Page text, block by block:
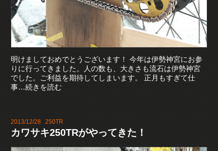
明けましておめでとうございます！ 今年は伊勢神宮にお参
りに行ってきました。人の数も、大きさも流石は伊勢神宮
でした。ご利益を期待してしまいます。 正月もすぎて仕
事…続きを読む
2013/12/28250TR
カワサキ250TRがやってきた！